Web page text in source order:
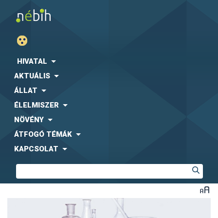
HIVATAL
AKTUÁLIS
ÁLLAT
ÉLELMISZER
NÖVÉNY
ÁTFOGÓ TÉMÁK
KAPCSOLAT